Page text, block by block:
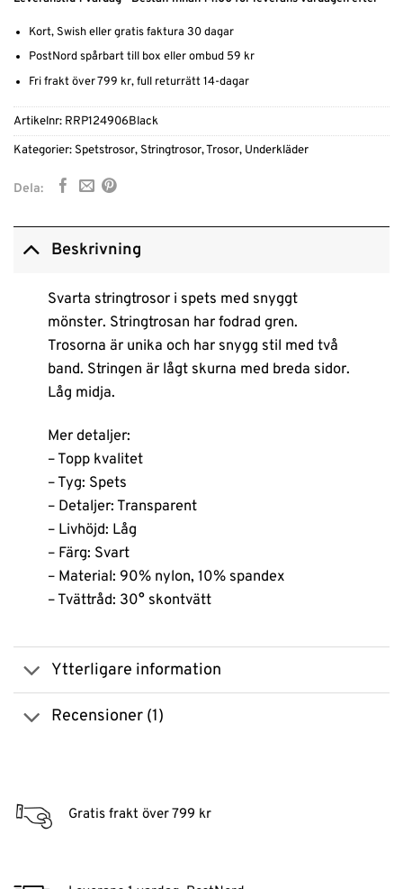
Kort, Swish eller gratis faktura 30 dagar
PostNord spårbart till box eller ombud 59 kr
Fri frakt över 799 kr, full returrätt 14-dagar
Artikelnr: RRP124906Black
Kategorier: Spetstrosor, Stringtrosor,Trosor, Underkläder
Dela:
Beskrivning
Svarta stringtrosor i spets med snyggt
mönster. Stringtrosan har fodrad gren.
Trosorna är unika och har snygg stil med två
band. Stringen är lågt skurna med breda sidor.
Låg midja.
Mer detaljer:
– Topp kvalitet
– Tyg: Spets
– Detaljer: Transparent
– Livhöjd: Låg
– Färg: Svart
– Material: 90% nylon, 10% spandex
– Tvättråd: 30° skontvätt
Ytterligare information
Recensioner (1)
Gratis frakt över 799 kr